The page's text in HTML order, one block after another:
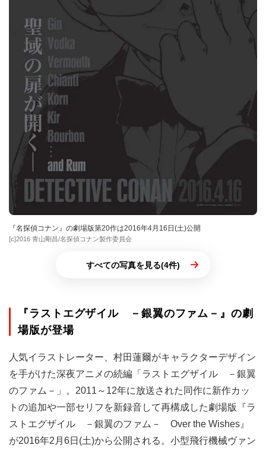
『名探偵コナン』の劇場版第20作は2016年4月16日(土)公開
[c]2016 青山剛昌/名探偵コナン製作委員会
すべての写真を見る(4件)
『ラストエグザイル －銀翼のファム－』の劇
場版が登場
人気イラストレーター、村田蓮爾がキャラクターデザイン
を手がけた深夜アニメの続編「ラストエグザイル －銀翼
のファム－」。2011～12年に放送された同作に新作カッ
トの追加や一部セリフを新録音して再構成した劇場版『ラ
ストエグザイル －銀翼のファム－ Over the Wishes』
が2016年2月6日(土)から公開される。小型飛行機械ヴァン